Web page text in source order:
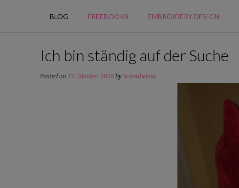
BLOG FREEBOOKS EMBROIDERY DESIGN
Ich bin ständig auf der Suche
Posted on 17. Oktober 2010bySchnabelina